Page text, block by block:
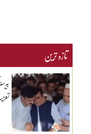
تازہ ترین